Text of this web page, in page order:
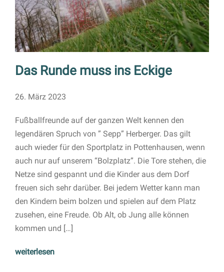
Das Runde muss ins Eckige
26. März 2023
Fußballfreunde auf der ganzen Welt kennen den
legendären Spruch von ” Sepp” Herberger. Das gilt
auch wieder für den Sportplatz in Pottenhausen, wenn
auch nur auf unserem “Bolzplatz”. Die Tore stehen, die
Netze sind gespannt und die Kinder aus dem Dorf
freuen sich sehr darüber. Bei jedem Wetter kann man
den Kindern beim bolzen und spielen auf dem Platz
zusehen, eine Freude. Ob Alt, ob Jung alle können
kommen und […]
weiterlesen